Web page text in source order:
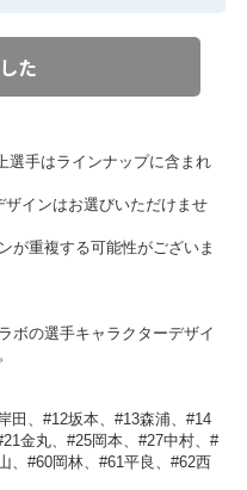
た
選手はラインナップに含まれ
ザインはお選びいただけませ
が重複する可能性がございま
ボの選手キャラクターデザイ
田、#12坂本、#13森浦、#14
金丸、#25岡本、#27中村、#
、#60岡林、#61平良、#62西